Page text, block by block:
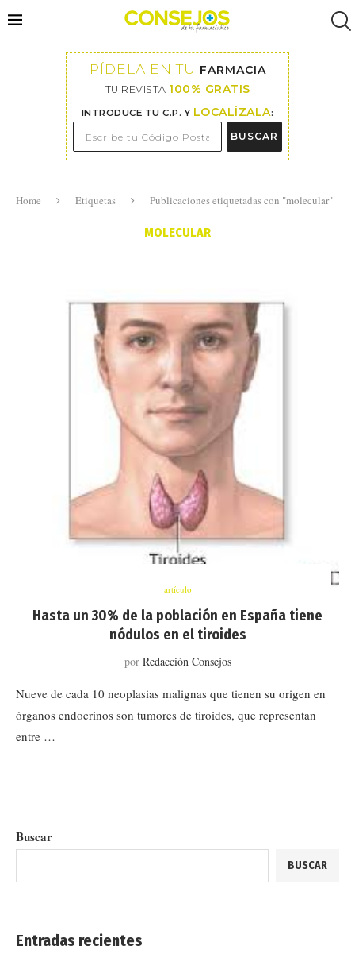
PÍDELA EN TU FARMACIA
TU REVISTA 100% GRATIS
INTRODUCE TU C.P. Y LOCALÍZALA:
BUSCAR
Home Etiquetas Publicaciones etiquetadas con "molecular"
MOLECULAR
artículo
Hasta un 30% de la población en España tiene
nódulos en el tiroides
por Redacción Consejos
Nueve de cada 10 neoplasias malignas que tienen su origen en
órganos endocrinos son tumores de tiroides, que representan
entre …
Buscar
BUSCAR
Entradas recientes